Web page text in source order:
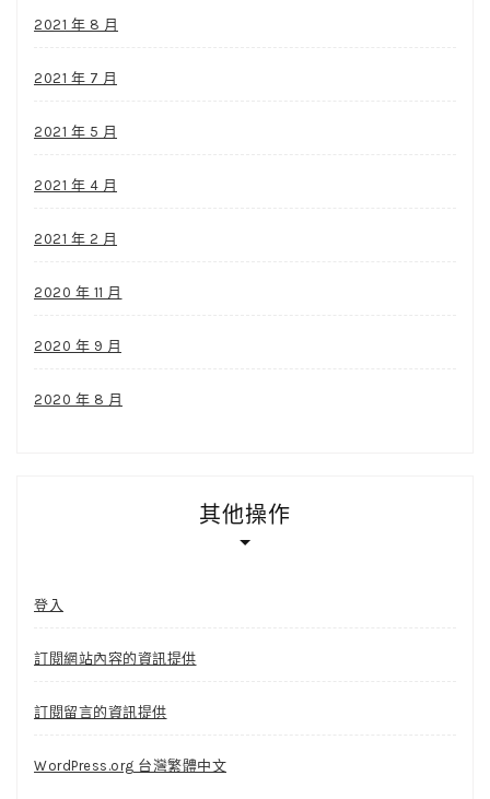
2021 年 8 月
2021 年 7 月
2021 年 5 月
2021 年 4 月
2021 年 2 月
2020 年 11 月
2020 年 9 月
2020 年 8 月
其他操作
登入
訂閱網站內容的資訊提供
訂閱留言的資訊提供
WordPress.org 台灣繁體中文